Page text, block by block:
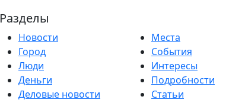
Разделы
Новости
Город
Люди
Деньги
Деловые новости
Места
События
Интересы
Подробности
Статьи